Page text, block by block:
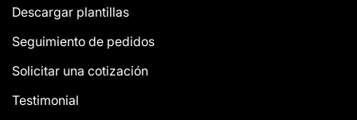
Descargar plantillas
Seguimiento de pedidos
Solicitar una cotización
Testimonial